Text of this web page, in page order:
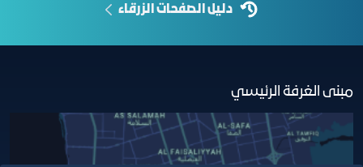
دليل الصفحات الزرقاء
مبنى الغرفة الرئيسي